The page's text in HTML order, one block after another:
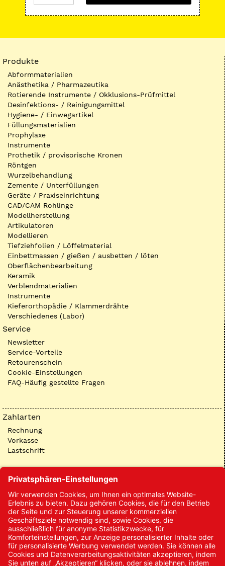
Produkte
Abformmaterialien
Anästhetika / Pharmazeutika
Rotierende Instrumente / Okklusions-Prüfmittel
Desinfektions- / Reinigungsmittel
Hygiene- / Einwegartikel
Füllungsmaterialien
Prophylaxe
Instrumente
Prothetik / provisorische Kronen
Röntgen
Wurzelbehandlung
Zemente / Unterfüllungen
Geräte / Praxiseinrichtung
CAD/CAM Rohlinge
Modellherstellung
Artikulatoren
Modellieren
Tiefziehfolien / Löffelmaterial
Einbettmassen / gießen / ausbetten / löten
Oberflächenbearbeitung
Keramik
Verblendmaterialien
Instrumente
Kieferorthopädie / Klammerdrähte
Verschiedenes (Labor)
Service
Newsletter
Service-Vorteile
Retourenschein
Cookie-Einstellungen
FAQ-Häufig gestellte Fragen
Zahlarten
Rechnung
Vorkasse
Lastschrift
Kontakt
Kontakt/Anfrage
Neukundenanmeldung
Kennwort vergessen